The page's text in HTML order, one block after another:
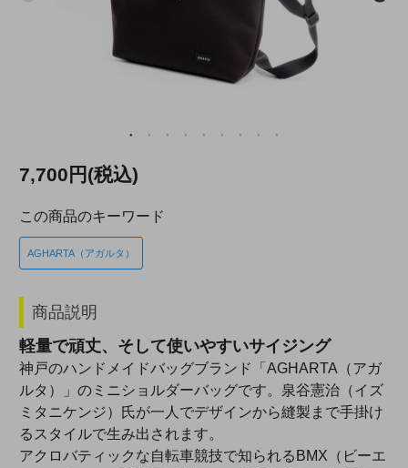
7,700円(税込)
この商品のキーワード
AGHARTA（アガルタ）
商品説明
軽量で頑丈、そして使いやすいサイジング
神戸のハンドメイドバッグブランド「AGHARTA（アガ
ルタ）」のミニショルダーバッグです。泉谷憲治（イズ
ミタニケンジ）氏が一人でデザインから縫製まで手掛け
るスタイルで生み出されます。
アクロバティックな自転車競技で知られるBMX（ビーエ